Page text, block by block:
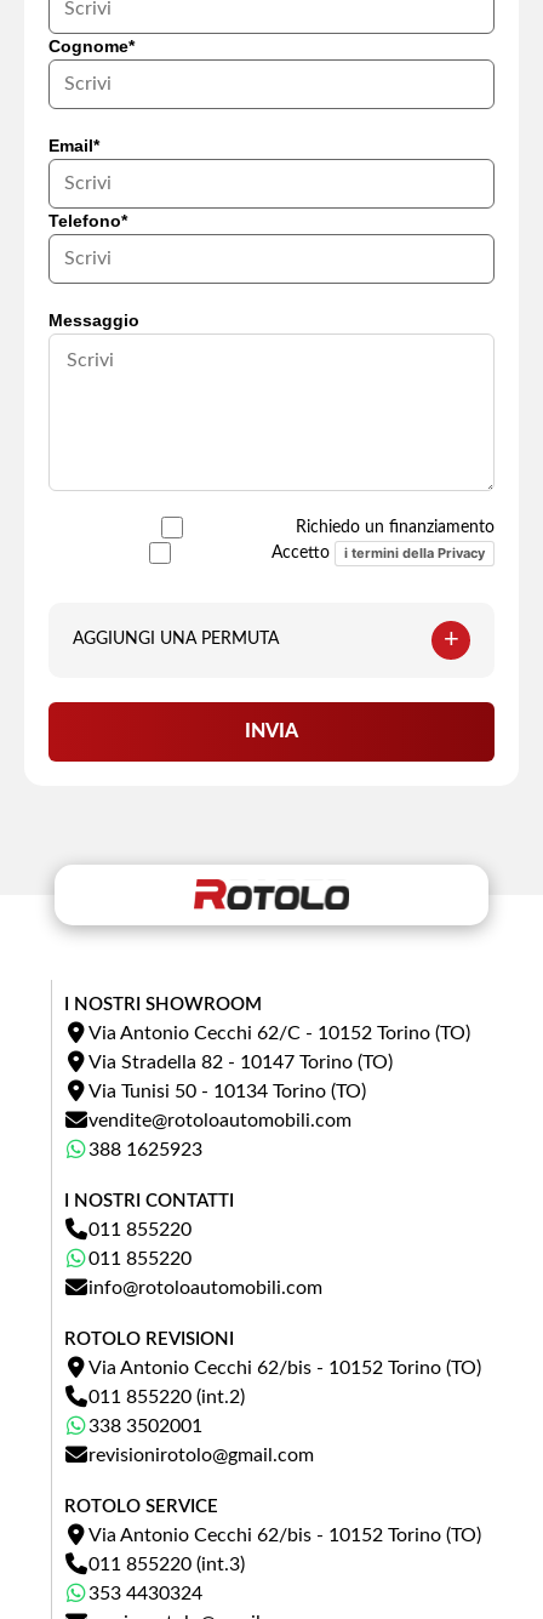
Cognome*
Email*
Telefono*
Messaggio
Richiedo un finanziamento
Accetto
i termini della Privacy
AGGIUNGI UNA PERMUTA +
Modello
Km
Anno
Foto permuta (opzionale)
FOTO(*.JPG, MAX 3 MB)
Puoi caricare fino a 3 immagini in formato JPG (max 3 MB
ciascuna).
INVIA
I NOSTRI SHOWROOM
Via Antonio Cecchi 62/C - 10152 Torino (TO)
Via Stradella 82 - 10147 Torino (TO)
Via Tunisi 50 - 10134 Torino (TO)
vendite@rotoloautomobili.com
388 1625923
I NOSTRI CONTATTI
011 855220
011 855220
info@rotoloautomobili.com
ROTOLO REVISIONI
Via Antonio Cecchi 62/bis - 10152 Torino (TO)
011 855220 (int.2)
338 3502001
revisionirotolo@gmail.com
ROTOLO SERVICE
Via Antonio Cecchi 62/bis - 10152 Torino (TO)
011 855220 (int.3)
353 4430324